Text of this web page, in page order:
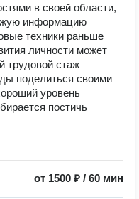
в своей области,
информацию
техники раньше
личности может
трудовой стаж
поделиться своими
уровень
постичь
от 1500 ₽ / 60 мин